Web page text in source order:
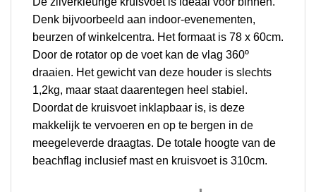
Denk bijvoorbeeld aan indoor-evenementen,
beurzen of winkelcentra. Het formaat is 78 x 60cm.
Door de rotator op de voet kan de vlag 360º
draaien. Het gewicht van deze houder is slechts
1,2kg, maar staat daarentegen heel stabiel.
Doordat de kruisvoet inklapbaar is, is deze
makkelijk te vervoeren en op te bergen in de
meegeleverde draagtas. De totale hoogte van de
beachflag inclusief mast en kruisvoet is 310cm.